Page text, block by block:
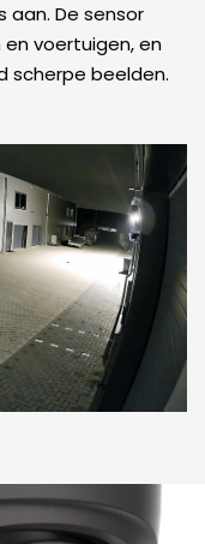
aan. De sensor
voertuigen, en
scherpe beelden.